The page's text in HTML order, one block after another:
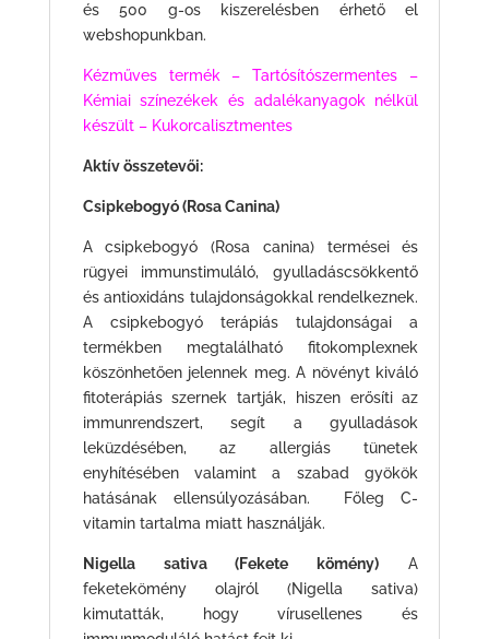
és 500 g-os kiszerelésben érhető el
webshopunkban.
Kézműves termék – Tartósítószermentes –
Kémiai színezékek és adalékanyagok nélkül
készült – Kukorcalisztmentes
Aktív összetevői:
Csipkebogyó (Rosa Canina)
A csipkebogyó (Rosa canina) termései és
rügyei immunstimuláló, gyulladáscsökkentő
és antioxidáns tulajdonságokkal rendelkeznek.
A csipkebogyó terápiás tulajdonságai a
termékben megtalálható fitokomplexnek
köszönhetően jelennek meg. A növényt kiváló
fitoterápiás szernek tartják, hiszen erősíti az
immunrendszert, segít a gyulladások
leküzdésében, az allergiás tünetek
enyhítésében valamint a szabad gyökök
hatásának ellensúlyozásában. Főleg C-
vitamin tartalma miatt használják.
Nigella sativa (Fekete kömény) A
feketekömény olajról (Nigella sativa)
kimutatták, hogy vírusellenes és